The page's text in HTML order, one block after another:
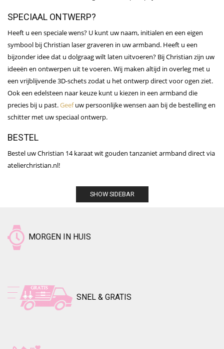
SPECIAAL ONTWERP?
Heeft u een speciale wens? U kunt uw naam, initialen en een eigen
symbool bij Christian laser graveren in uw armband. Heeft u een
bijzonder idee dat u dolgraag wilt laten uitvoeren? Bij Christian zijn uw
ideeën en ontwerpen uit te voeren. Wij maken altijd in overleg met u
een vrijblijvende 3D-schets zodat u het ontwerp direct voor ogen ziet.
Ook een edelsteen naar keuze kunt u kiezen in een armband die
precies bij u past.Geefuw persoonlijke wensen aan bij de bestelling en
schitter met uw speciaal ontwerp.
BESTEL
Bestel uw Christian 14 karaat wit gouden tanzaniet armband direct via
atelierchristian.nl!
SHOW SIDEBAR
MORGEN IN HUIS
SNEL & GRATIS